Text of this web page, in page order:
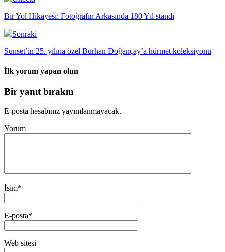
Bir Yol Hikayesi: Fotoğrafın Arkasında 180 Yıl standı
Sonraki
Sunset’in 25. yılına özel Burhan Doğançay’a hürmet koleksiyonu
İlk yorum yapan olun
Bir yanıt bırakın
E-posta hesabınız yayımlanmayacak.
Yorum
İsim*
E-posta*
Web sitesi